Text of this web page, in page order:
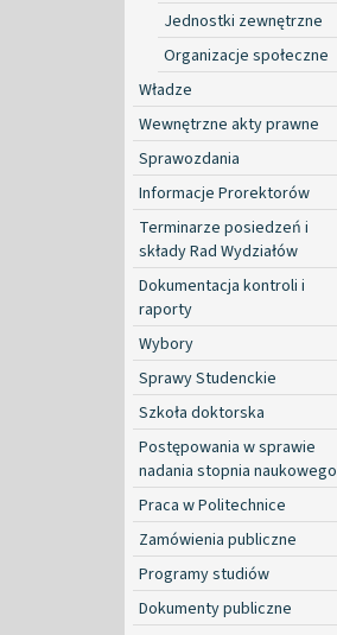
Jednostki zewnętrzne
Organizacje społeczne
Władze
Wewnętrzne akty prawne
Sprawozdania
Informacje Prorektorów
Terminarze posiedzeń i
składy Rad Wydziałów
Dokumentacja kontroli i
raporty
Wybory
Sprawy Studenckie
Szkoła doktorska
Postępowania w sprawie
nadania stopnia naukowego
Praca w Politechnice
Zamówienia publiczne
Programy studiów
Dokumenty publiczne